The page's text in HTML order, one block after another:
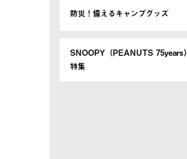
防災！備えるキャンプグッズ
SNOOPY（PEANUTS 75years）
特集